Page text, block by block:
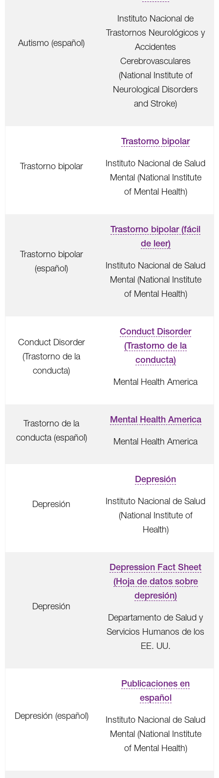
Autismo (español)
Instituto Nacional de
Trastornos Neurológicos y
Accidentes
Cerebrovasculares
(National Institute of
Neurological Disorders
and Stroke)
Trastorno bipolar
Trastorno bipolar
Instituto Nacional de Salud
Mental (National Institute
of Mental Health)
Trastorno bipolar
(español)
Trastorno bipolar (fácil
de leer)
Instituto Nacional de Salud
Mental (National Institute
of Mental Health)
Conduct Disorder
(Trastorno de la
conducta)
Conduct Disorder
(Trastorno de la
conducta)
Mental Health America
Trastorno de la
conducta (español)
Mental Health America
Mental Health America
Depresión
Depresión
Instituto Nacional de Salud
(National Institute of
Health)
Depresión
Depression Fact Sheet
(Hoja de datos sobre
depresión)
Departamento de Salud y
Servicios Humanos de los
EE. UU.
Depresión (español)
Publicaciones en
español
Instituto Nacional de Salud
Mental (National Institute
of Mental Health)